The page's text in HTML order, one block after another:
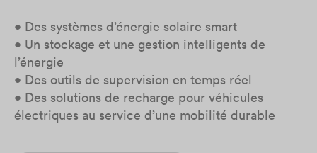
• Des systèmes d’énergie solaire smart
• Un stockage et une gestion intelligents de
l’énergie
• Des outils de supervision en temps réel
• Des solutions de recharge pour véhicules
électriques au service d’une mobilité durable